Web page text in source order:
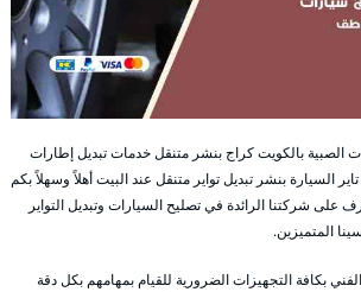
الصبية بالكويت كراج بنشر متنقل خدمات تبديل إطارات
السيارة بنشر تبديل تواير متنقل عند البيت أهلاً وسهلاً بكم
على شركتنا الرائدة في تصليح السيارات وتبديل التواير
المتميزين.
بكافة التجهيزات الضرورية للقيام بمهامهم بكل دقة